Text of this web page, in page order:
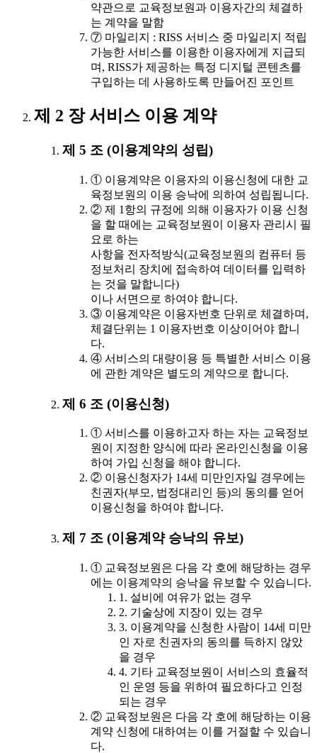
약관으로 교육정보원과 이용자간의 체결하
는 계약을 말함
⑦ 마일리지 : RISS 서비스 중 마일리지 적립
가능한 서비스를 이용한 이용자에게 지급되
며, RISS가 제공하는 특정 디지털 콘텐츠를
구입하는 데 사용하도록 만들어진 포인트
제 2 장 서비스 이용 계약
제 5 조 (이용계약의 성립)
① 이용계약은 이용자의 이용신청에 대한 교
육정보원의 이용 승낙에 의하여 성립됩니다.
② 제 1항의 규정에 의해 이용자가 이용 신청
을 할 때에는 교육정보원이 이용자 관리시 필
요로 하는
사항을 전자적방식(교육정보원의 컴퓨터 등
정보처리 장치에 접속하여 데이터를 입력하
는 것을 말합니다)
이나 서면으로 하여야 합니다.
③ 이용계약은 이용자번호 단위로 체결하며,
체결단위는 1 이용자번호 이상이어야 합니
다.
④ 서비스의 대량이용 등 특별한 서비스 이용
에 관한 계약은 별도의 계약으로 합니다.
제 6 조 (이용신청)
① 서비스를 이용하고자 하는 자는 교육정보
원이 지정한 양식에 따라 온라인신청을 이용
하여 가입 신청을 해야 합니다.
② 이용신청자가 14세 미만인자일 경우에는
친권자(부모, 법정대리인 등)의 동의를 얻어
이용신청을 하여야 합니다.
제 7 조 (이용계약 승낙의 유보)
① 교육정보원은 다음 각 호에 해당하는 경우
에는 이용계약의 승낙을 유보할 수 있습니다.
1. 설비에 여유가 없는 경우
2. 기술상에 지장이 있는 경우
3. 이용계약을 신청한 사람이 14세 미만
인 자로 친권자의 동의를 득하지 않았
을 경우
4. 기타 교육정보원이 서비스의 효율적
인 운영 등을 위하여 필요하다고 인정
되는 경우
② 교육정보원은 다음 각 호에 해당하는 이용
계약 신청에 대하여는 이를 거절할 수 있습니
다.